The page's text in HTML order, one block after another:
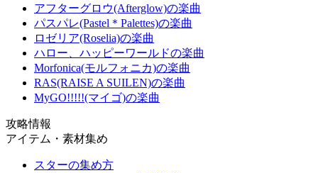
アフターグロウ(Afterglow)の楽曲
パスパレ(Pastel＊Palettes)の楽曲
ロゼリア(Roselia)の楽曲
ハロー、ハッピーワールドの楽曲
Morfonica(モルフォニカ)の楽曲
RAS(RAISE A SUILEN)の楽曲
MyGO!!!!!(マイゴ)の楽曲
攻略情報
アイテム・素材集め
スターの集め方